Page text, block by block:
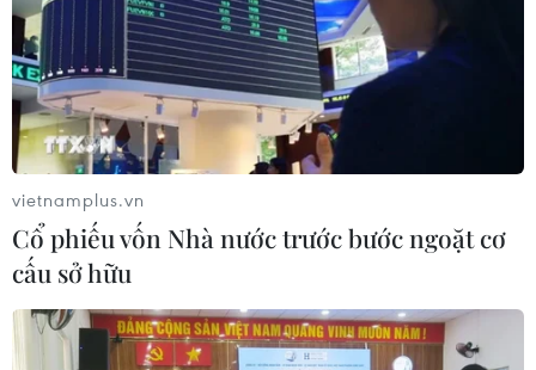
Khu công nghiệp Tân Phước 1 dự kiến đón nhà đầu
tư thứ cấp từ quý 1/2027
10/08/2026 11:06
vietnamplus.vn
Cổ phiếu vốn Nhà nước trước bước ngoặt cơ
cấu sở hữu